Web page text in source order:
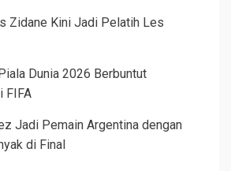
Zidane Kini Jadi Pelatih Les
Dunia 2026 Berbuntut
FIFA
Jadi Pemain Argentina dengan
di Final